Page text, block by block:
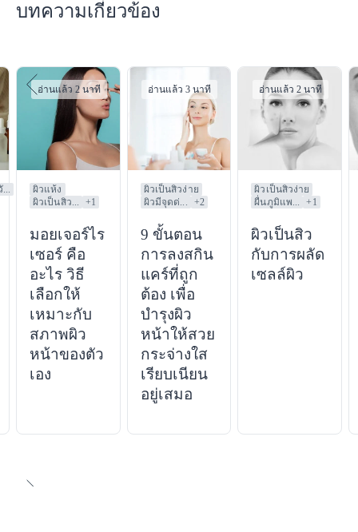
บทความเกี่ยวข้อง
ผิวแห้ง
ผิวเป็นสิว...
+1
มอยเจอร์ไร
เซอร์ คือ
อะไร วิธี
เลือกให้
เหมาะกับ
สภาพผิว
หน้าของตัว
เอง
อ่านแล้ว 2 นาที
ผิวเป็นสิวง่าย
ผิวมีจุดด่...
+2
9 ขั้นตอน
การลงสกิน
แคร์ที่ถูก
ต้อง เพื่อ
บำรุงผิว
หน้าให้สวย
กระจ่างใส
เรียบเนียน
อยู่เสมอ
อ่านแล้ว 3 นาที
ผิวเป็นสิวง่าย
ผื่นภูมิแพ...
+ 1
ผิวเป็นสิว
กับการผลัด
เซลล์ผิว
อ่านแล้ว 2 นาที